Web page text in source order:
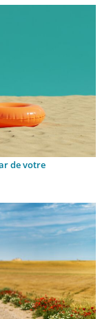
de votre